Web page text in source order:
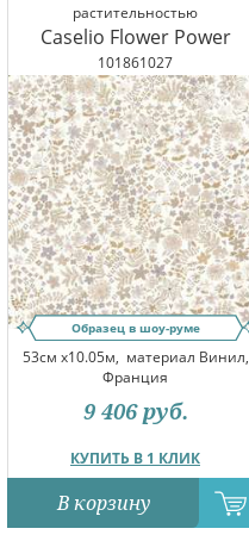
растительностью
Caselio Flower Power
101861027
Образец в шоу-руме
53см x10.05м, материал Винил,
Франция
КУПИТЬ В 1 КЛИК
9 406 руб.
В корзину